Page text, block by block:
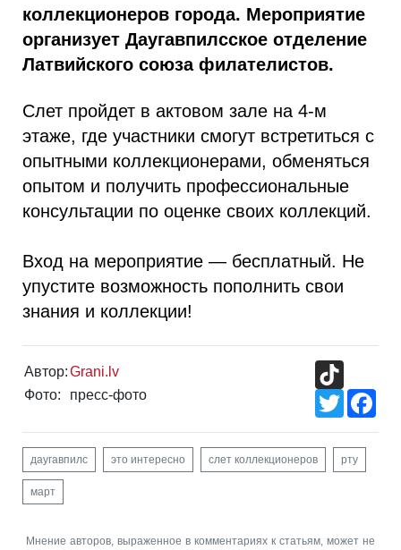
коллекционеров города. Мероприятие
организует Даугавпилсское отделение
Латвийского союза филателистов.
Слет пройдет в актовом зале на 4-м
этаже, где участники смогут встретиться с
опытными коллекционерами, обменяться
опытом и получить профессиональные
консультации по оценке своих коллекций.
Вход на мероприятие — бесплатный. Не
упустите возможность пополнить свои
знания и коллекции!
Автор:Grani.lv
Фото:
пресс-фото
Twitter
даугавпилс это интересно слет коллекционеров рту
март
Мнение авторов, выраженное в комментариях к статьям, может не